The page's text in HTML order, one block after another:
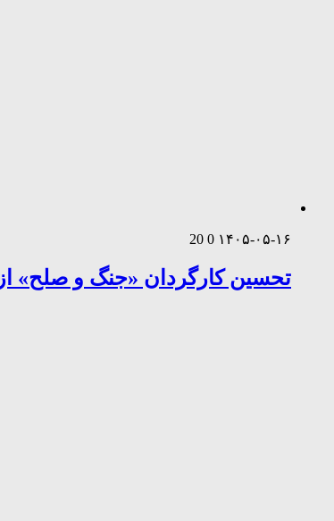
۱۴۰۵-۰۵-۱۶ 0
20
تحسین کارگردان «جنگ و صلح»